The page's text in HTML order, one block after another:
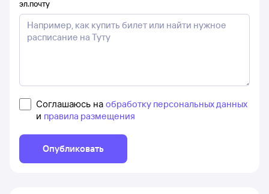
эл.почту
Соглашаюсь на обработку персональных данных
и правила размещения
Опубликовать